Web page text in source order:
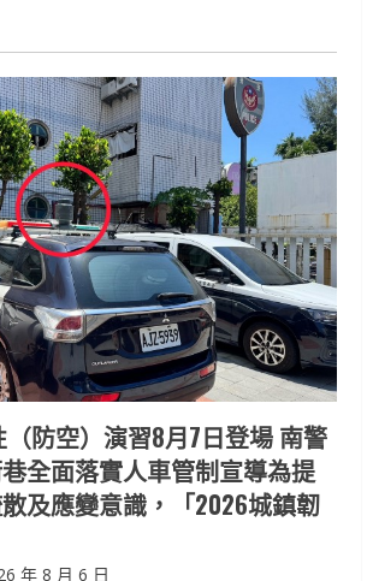
防空）演習8月7日登場 南警
全面落實人車管制宣導為提
及應變意識，「2026城鎮韌
年 8 月 6 日